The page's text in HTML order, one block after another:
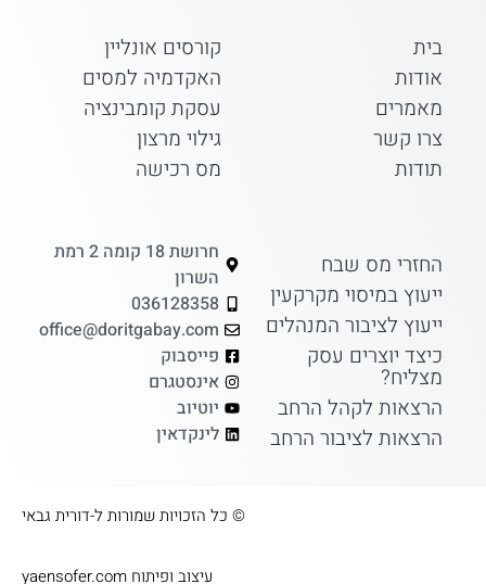
בית
אודות
מאמרים
צרו קשר
תודות
קורסים אונליין
האקדמיה למסים
עסקת קומבינציה
גילוי מרצון
מס רכישה
החזרי מס שבח
ייעוץ במיסוי מקרקעין
ייעוץ לציבור המנהלים
כיצד יוצרים עסק
מצליח?
הרצאות לקהל הרחב
הרצאות לציבור הרחב
חרושת 18 קומה 2 רמת
השרון
036128358
office@doritgabay.com
פייסבוק
אינסטגרם
יוטיוב
לינקדאין
© כל הזכויות שמורות ל-דורית גבאי​
עיצוב ופיתוח yaensofer.com